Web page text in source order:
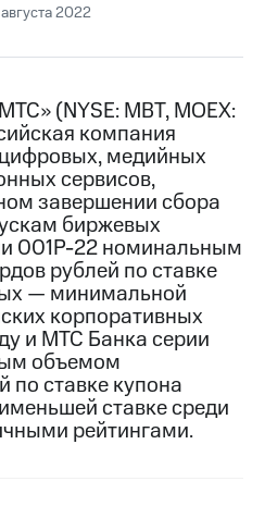
2022
(NYSE: MBT, MOEX:
компания
медийных
сервисов,
завершении сбора
биржевых
001Р-22 номинальным
рублей по ставке
— минимальной
корпоративных
и МТС Банка серии
объемом
по ставке купона
ставке среди
рейтингами.